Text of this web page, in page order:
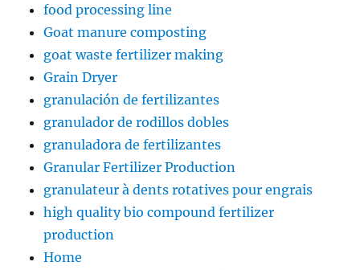
food processing line
Goat manure composting
goat waste fertilizer making
Grain Dryer
granulación de fertilizantes
granulador de rodillos dobles
granuladora de fertilizantes
Granular Fertilizer Production
granulateur à dents rotatives pour engrais
high quality bio compound fertilizer
production
Home